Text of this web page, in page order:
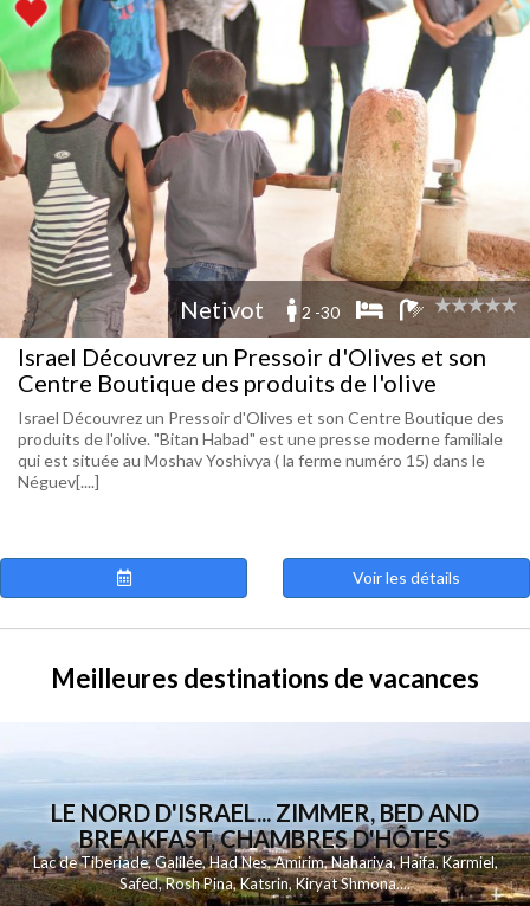
Netivot 2 -30
Israel Découvrez un Pressoir d'Olives et son
Centre Boutique des produits de l'olive
Israel Découvrez un Pressoir d'Olives et son Centre Boutique des
produits de l'olive. "Bitan Habad" est une presse moderne familiale
qui est située au Moshav Yoshivya ( la ferme numéro 15) dans le
Néguev[....]
Voir les détails
Meilleures destinations de vacances
LE NORD D'ISRAEL... ZIMMER, BED AND
BREAKFAST, CHAMBRES D'HÔTES
Lac de Tiberiade,Galilée,Had Nes,Amirim,Nahariya,Haifa,Karmiel,
Safed,Rosh Pina,Katsrin,Kiryat Shmona....